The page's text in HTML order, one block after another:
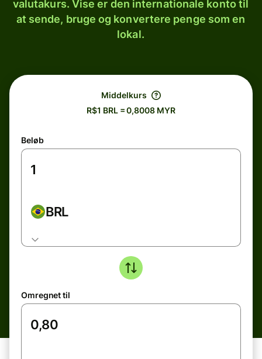
valutakurs. Vise er den internationale konto til
at sende, bruge og konvertere penge som en
lokal.
Middelkurs
R$1 BRL = 0,8008 MYR
Beløb
BRL
Omregnet til